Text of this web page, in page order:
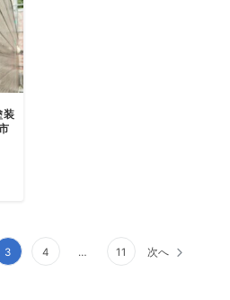
装
3 4 … 11 次へ